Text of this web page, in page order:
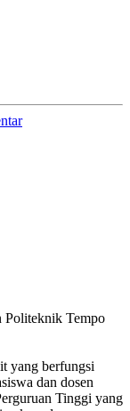
Politeknik Tempo
yang berfungsi
dan dosen
Tinggi yang